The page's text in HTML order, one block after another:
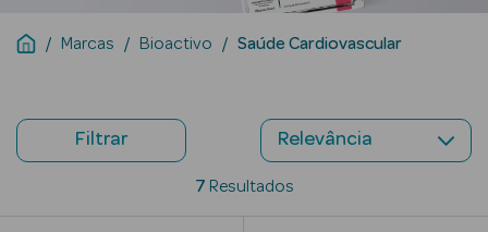
Beauty Season
Beauty Season
Cuidados de
Marcas Bioactivo Saúde Cardiovascular
Filtrar
7 Resultados